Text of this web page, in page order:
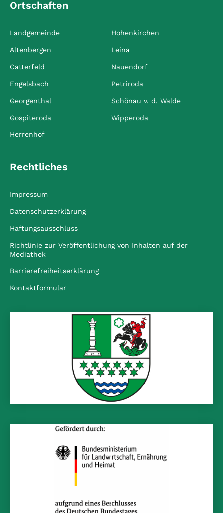
Ortschaften
Landgemeinde
Altenbergen
Catterfeld
Engelsbach
Georgenthal
Gospiteroda
Herrenhof
Hohenkirchen
Leina
Nauendorf
Petriroda
Schönau v. d. Walde
Wipperoda
Rechtliches
Impressum
Datenschutzerklärung
Haftungsausschluss
Richtlinie zur Veröffentlichung von Inhalten auf der
Mediathek
Barrierefreiheitserklärung
Kontaktformular